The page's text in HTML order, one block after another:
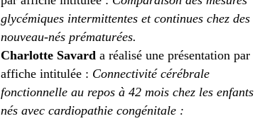
glycémiques intermittentes et continues chez des
nouveau-nés prématurées.
Charlotte Savarda réalisé une présentation par
affiche intitulée : Connectivité cérébrale
fonctionnelle au repos à 42 mois chez les enfants
nés avec cardiopathie congénitale :